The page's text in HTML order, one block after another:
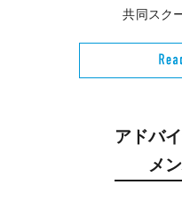
共同スク
アドバ
メ